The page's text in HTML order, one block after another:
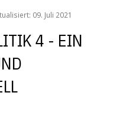
09. Juli 2021
4 - EIN